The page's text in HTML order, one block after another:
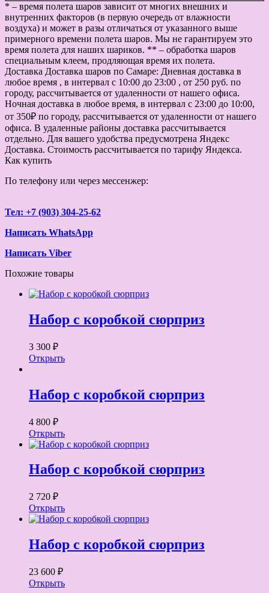
* – время полета шаров зависит от многих внешних и
внутренних факторов (в первую очередь от влажности
воздуха) и может в разы отличаться от указанного выше
примерного времени полета шаров. Мы не гарантируем это
время полета для наших шариков. ** – обработка шаров
специальным клеем, продляющая время их полета.
Доставка Доставка шаров по Самаре: Дневная доставка в
любое время , в интервал с 10:00 до 23:00 , от 250 руб. по
городу, рассчитывается от удаленности от нашего офиса.
Ночная доставка в любое время, в интервал с 23:00 до 10:00,
от 350₽ по городу, рассчитывается от удаленности от нашего
офиса. В удаленные районы доставка рассчитывается
отдельно. Для вашего удобства предусмотрена Яндекс
Доставка. Стоимость рассчитывается по тарифу Яндекса.
Как купить
По телефону или через мессенжер:
Тел: +7 (903) 304-25-62
Написать WhatsApp
Написать Viber
Похожие товары
Набор с коробкой сюрприз
3 300 ₽
Открыть
Набор с коробкой сюрприз
4 800 ₽
Открыть
Набор с коробкой сюрприз
2 720 ₽
Открыть
Набор с коробкой сюрприз
23 600 ₽
Открыть